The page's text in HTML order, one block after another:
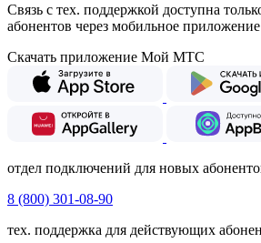
Связь с тех. поддержкой доступна
абонентов через мобильное
Скачать приложение Мой МТС
отдел подключений для новых
8 (800) 301-08-90
тех. поддержка для действующих